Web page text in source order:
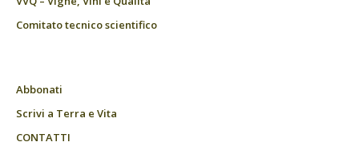
Comitato tecnico scientifico
Abbonati
Scrivi a Terra e Vita
CONTATTI